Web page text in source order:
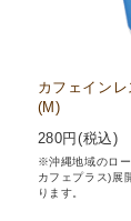
カフェイン
(M)
280円(税込)
※沖縄地域のロ
カフェプラス)展
ります。